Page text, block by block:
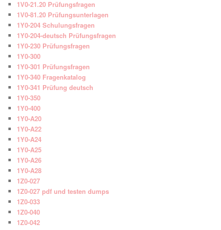
1V0-21.20 Prüfungsfragen
1V0-81.20 Prüfungsunterlagen
1Y0-204 Schulungsfragen
1Y0-204-deutsch Prüfungsfragen
1Y0-230 Prüfungsfragen
1Y0-300
1Y0-301 Prüfungsfragen
1Y0-340 Fragenkatalog
1Y0-341 Prüfung deutsch
1Y0-350
1Y0-400
1Y0-A20
1Y0-A22
1Y0-A24
1Y0-A25
1Y0-A26
1Y0-A28
1Z0-027
1Z0-027 pdf und testen dumps
1Z0-033
1Z0-040
1Z0-042